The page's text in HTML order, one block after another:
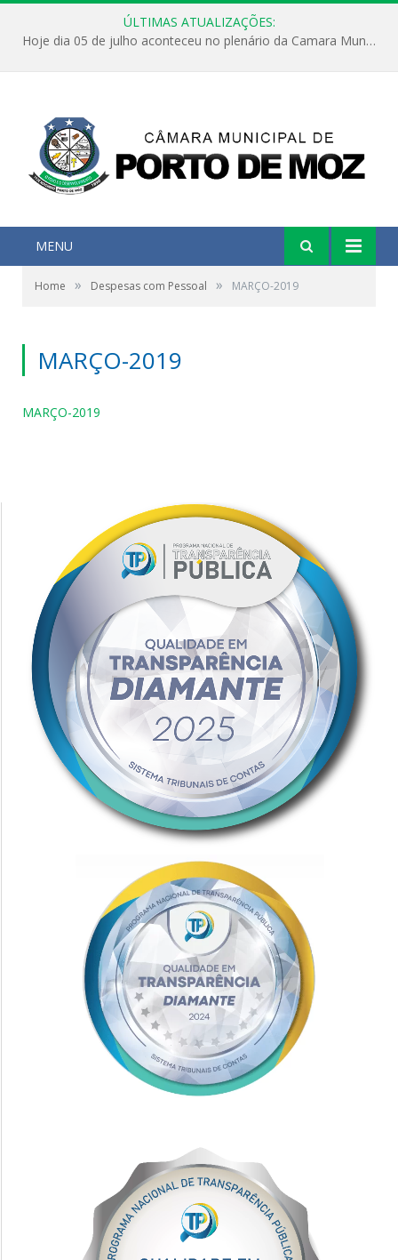
ÚLTIMAS ATUALIZAÇÕES:
Hoje dia 05 de julho aconteceu no plenário da Camara Municipal de Porto de Moz a Sessão Solene de Abertura dos Trabalhos Legislativos 2º Período da 23ª Legislatura
MENU
Home » Despesas com Pessoal » MARÇO-2019
MARÇO-2019
MARÇO-2019